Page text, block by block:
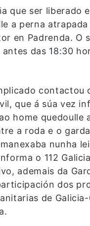
que ser liberado
a perna
en Padrenda. O
das 18:30
contactou
que á súa vez
home quedoulle
a roda e o
nunha
o 112
ademais da
dos
de Galicia-